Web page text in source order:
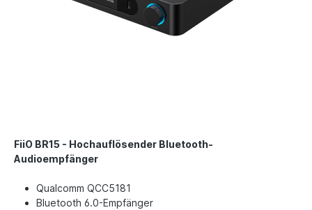
FiiO BR15 - Hochauflösender Bluetooth-
Audioempfänger
Qualcomm QCC5181
Bluetooth 6.0-Empfänger